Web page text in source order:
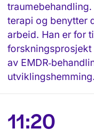
traumebehandling.
terapi og benytter
arbeid. Han er for
forskningsprosjekt
av
utviklingshemming.
11:20